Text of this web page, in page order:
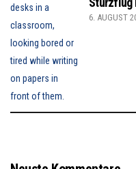
6. AUGUST